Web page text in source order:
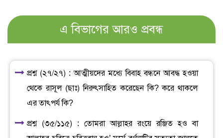
এ বিভাগের আরও প্রবন্ধ
প্রশ্ন (২৭/২৭) : আত্মীয়দের মধ্যে বিবাহ বন্ধনে আবদ্ধ হওয়া
থেকে রাসূল (ছাঃ) নিরুৎসাহিত করেছেন কি? করে থাকলে
এর তাৎপর্য কি?
প্রশ্ন (৩৫/১১৫) : তোমরা আল্লাহর রংয়ে রঞ্জিত হও বা